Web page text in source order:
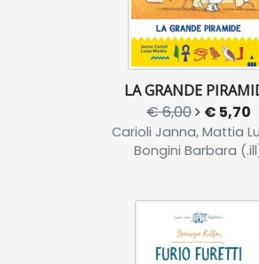
LA GRANDE
€ 6,00 € 5,70
Carioli Janna, Mattia
Bongini Barbara